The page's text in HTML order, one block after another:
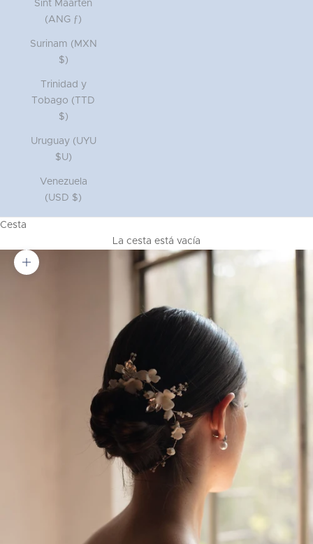
Sint Maarten
(ANG ƒ)
Surinam (MXN
$)
Trinidad y
Tobago (TTD
$)
Uruguay (UYU
$U)
Venezuela
(USD $)
Cesta
La cesta está vacía
Zoom